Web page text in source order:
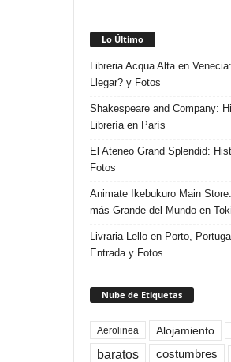
Lo Último
Libreria Acqua Alta en
Llegar? y Fotos
Shakespeare and Company:
Librería en París
El Ateneo Grand Splendid:
Fotos
Animate Ikebukuro Main
más Grande del Mundo en
Livraria Lello en Porto,
Entrada y Fotos
Nube de Etiquetas
Aerolinea Alojamiento
baratos costumbres